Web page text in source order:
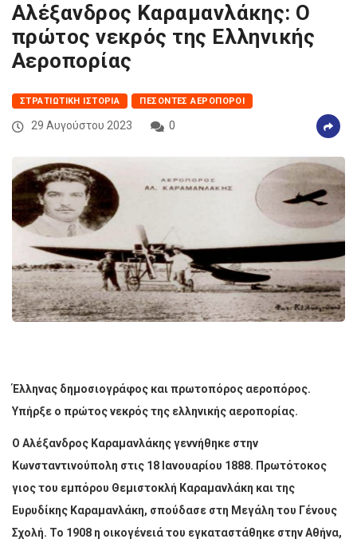
Αλέξανδρος Καραμανλάκης: Ο
πρώτος νεκρός της Ελληνικής
Αεροπορίας
ΣΤΡΑΤΙΩΤΙΚΉ ΙΣΤΟΡΊΑ ΠΕΣΌΝΤΕΣ ΑΕΡΟΠΌΡΟΙ
29 Αυγούστου 2023 0
Έλληνας δημοσιογράφος και πρωτοπόρος αεροπόρος.
Υπήρξε ο πρώτος νεκρός της ελληνικής αεροπορίας.
Ο Αλέξανδρος Καραμανλάκης γεννήθηκε στην
Κωνσταντινούπολη στις 18 Ιανουαρίου 1888. Πρωτότοκος
γιος του εμπόρου Θεμιστοκλή Καραμανλάκη και της
Ευρυδίκης Καραμανλάκη, σπούδασε στη Μεγάλη του Γένους
Σχολή. Το 1908 η οικογένειά του εγκαταστάθηκε στην Αθήνα,